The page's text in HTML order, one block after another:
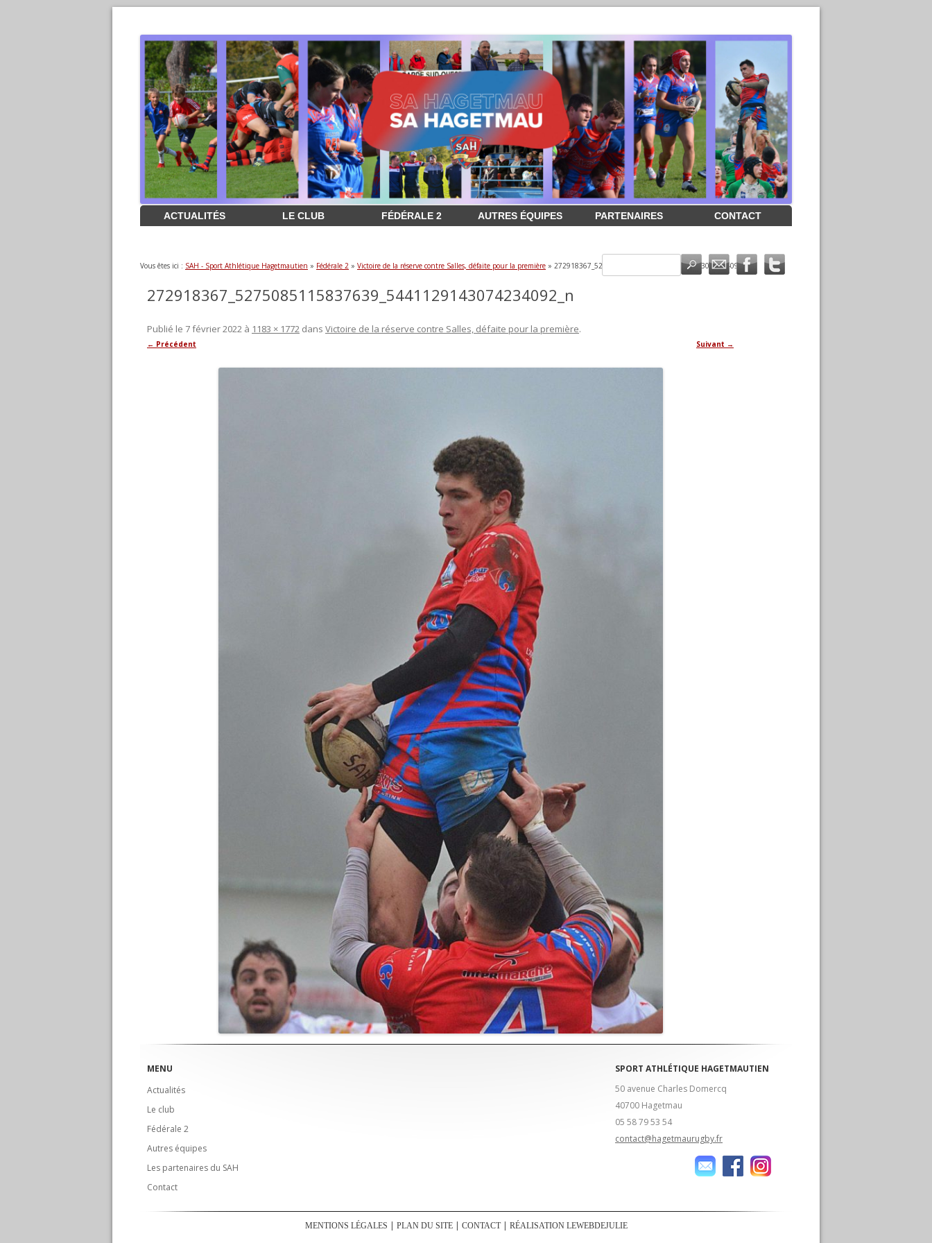
Aller
contenu
ACTUALITÉS LE CLUB FÉDÉRALE 2 AUTRES ÉQUIPES PARTENAIRES CONTACT
Vous êtes ici : SAH - Sport Athlétique Hagetmautien » Fédérale 2 » Victoire de la réserve contre Salles, défaite pour la première » 272918367_5275085115837639_5441129143074234092_n
272918367_5275085115837639_5441129143074234092_n
Publié le 7 février 2022 à 1183 × 1772 dans Victoire de la réserve contre Salles, défaite pour la première.
← Précédent Suivant →
MENU
Actualités
Le club
Fédérale 2
Autres équipes
Les partenaires du SAH
Contact
SPORT ATHLÉTIQUE HAGETMAUTIEN
50 avenue Charles Domercq
40700 Hagetmau
05 58 79 53 54
contact@hagetmaurugby.fr
MENTIONS LÉGALES PLAN DU SITE CONTACT RÉALISATION LEWEBDEJULIE